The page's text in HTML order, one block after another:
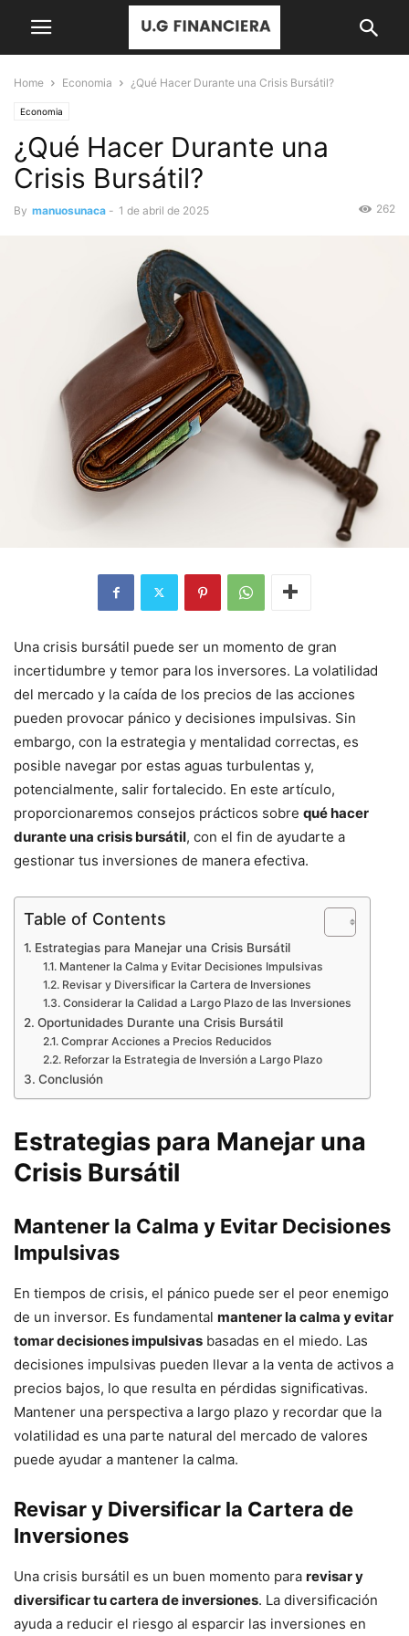
Home Economia ¿Qué Hacer Durante una Crisis Bursátil?
Economia
¿Qué Hacer Durante una
Crisis Bursátil?
By manuosunaca - 1 de abril de 2025 262
Una crisis bursátil puede ser un momento de gran
incertidumbre y temor para los inversores. La volatilidad
del mercado y la caída de los precios de las acciones
pueden provocar pánico y decisiones impulsivas. Sin
embargo, con la estrategia y mentalidad correctas, es
posible navegar por estas aguas turbulentas y,
potencialmente, salir fortalecido. En este artículo,
proporcionaremos consejos prácticos sobre qué hacer
durante una crisis bursátil, con el fin de ayudarte a
gestionar tus inversiones de manera efectiva.
Table of Contents
Estrategias para Manejar una Crisis Bursátil
Mantener la Calma y Evitar Decisiones Impulsivas
Revisar y Diversificar la Cartera de Inversiones
Considerar la Calidad a Largo Plazo de las Inversiones
Oportunidades Durante una Crisis Bursátil
Comprar Acciones a Precios Reducidos
Reforzar la Estrategia de Inversión a Largo Plazo
Conclusión
Estrategias para Manejar una
Crisis Bursátil
Mantener la Calma y Evitar Decisiones
Impulsivas
En tiempos de crisis, el pánico puede ser el peor enemigo
de un inversor. Es fundamental mantener la calma y evitar
tomar decisiones impulsivas basadas en el miedo. Las
decisiones impulsivas pueden llevar a la venta de activos a
precios bajos, lo que resulta en pérdidas significativas.
Mantener una perspectiva a largo plazo y recordar que la
volatilidad es una parte natural del mercado de valores
puede ayudar a mantener la calma.
Revisar y Diversificar la Cartera de
Inversiones
Una crisis bursátil es un buen momento para revisar y
diversificar tu cartera de inversiones. La diversificación
ayuda a reducir el riesgo al esparcir las inversiones en